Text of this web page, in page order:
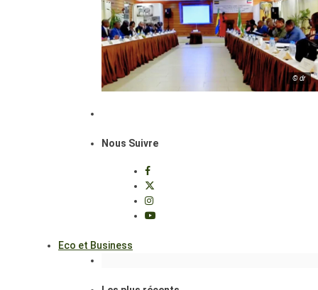
© dr
Nous Suivre
Eco et Business